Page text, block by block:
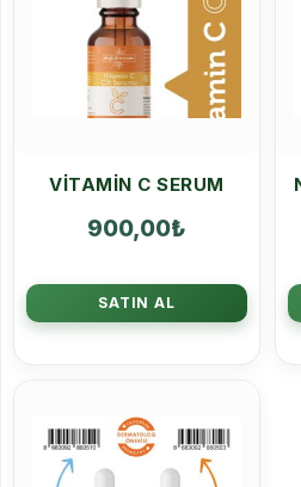
VITAMIN C SERUM
900,00₺
SATIN AL